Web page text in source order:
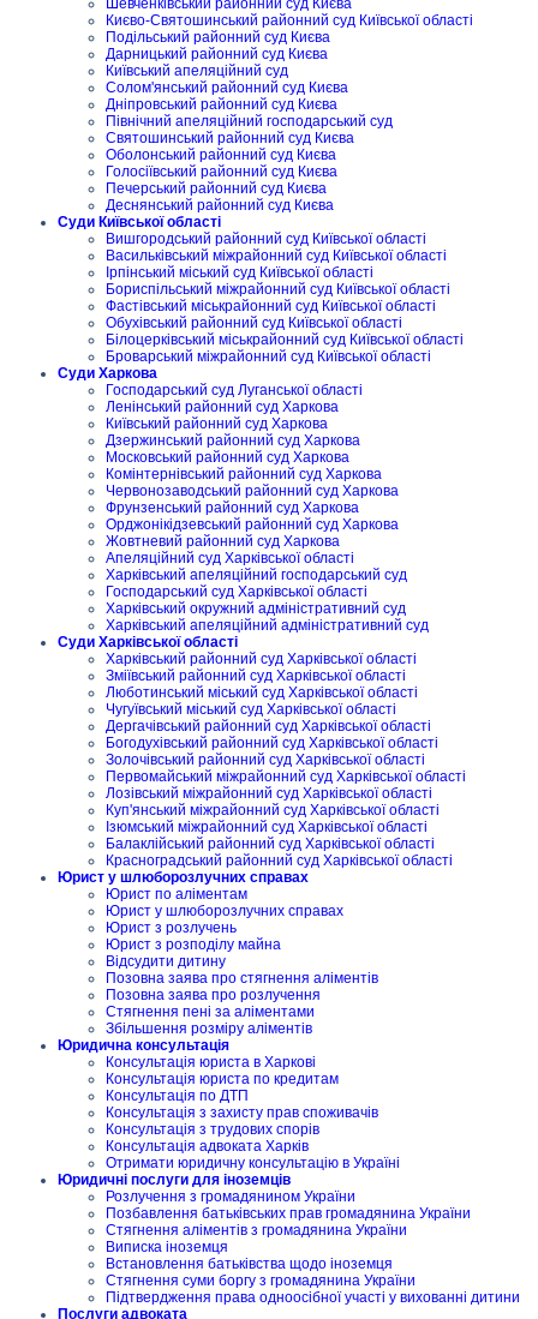
Шевченківський районний суд Києва
Києво-Святошинський районний суд Київської області
Подільський районний суд Києва
Дарницький районний суд Києва
Київський апеляційний суд
Солом'янський районний суд Києва
Дніпровський районний суд Києва
Північний апеляційний господарський суд
Святошинський районний суд Києва
Оболонський районний суд Києва
Голосіївський районний суд Києва
Печерський районний суд Києва
Деснянський районний суд Києва
Суди Київської області
Вишгородський районний суд Київської області
Васильківський міжрайонний суд Київської області
Ірпінський міський суд Київської області
Бориспільський міжрайонний суд Київської області
Фастівський міськрайонний суд Київської області
Обухівський районний суд Київської області
Білоцерківський міськрайонний суд Київської області
Броварський міжрайонний суд Київської області
Суди Харкова
Господарський суд Луганської області
Ленінський районний суд Харкова
Київський районний суд Харкова
Дзержинський районний суд Харкова
Московський районний суд Харкова
Комінтернівський районний суд Харкова
Червонозаводський районний суд Харкова
Фрунзенський районний суд Харкова
Орджонікідзевський районний суд Харкова
Жовтневий районний суд Харкова
Апеляційний суд Харківської області
Харківський апеляційний господарський суд
Господарський суд Харківської області
Харківський окружний адміністративний суд
Харківський апеляційний адміністративний суд
Суди Харківської області
Харківський районний суд Харківської області
Зміївський районний суд Харківської області
Люботинський міський суд Харківської області
Чугуївський міський суд Харківської області
Дергачівський районний суд Харківської області
Богодухівський районний суд Харківської області
Золочівський районний суд Харківської області
Первомайський міжрайонний суд Харківської області
Лозівський міжрайонний суд Харківської області
Куп'янський міжрайонний суд Харківської області
Ізюмський міжрайонний суд Харківської області
Балаклійський районний суд Харківської області
Красноградський районний суд Харківської області
Юрист у шлюборозлучних справах
Юрист по аліментам
Юрист у шлюборозлучних справах
Юрист з розлучень
Юрист з розподілу майна
Відсудити дитину
Позовна заява про стягнення аліментів
Позовна заява про розлучення
Стягнення пені за аліментами
Збільшення розміру аліментів
Юридична консультація
Консультація юриста в Харкові
Консультація юриста по кредитам
Консультація по ДТП
Консультація з захисту прав споживачів
Консультація з трудових спорів
Консультація адвоката Харків
Отримати юридичну консультацію в Україні
Юридичні послуги для іноземців
Розлучення з громадянином України
Позбавлення батьківських прав громадянина України
Стягнення аліментів з громадянина України
Виписка іноземця
Встановлення батьківства щодо іноземця
Стягнення суми боргу з громадянина України
Підтвердження права одноосібної участі у вихованні дитини
Послуги адвоката